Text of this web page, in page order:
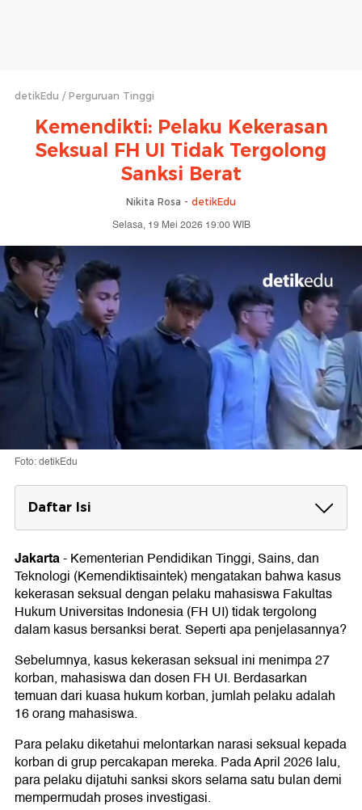
detikEdu Perguruan Tinggi
Kemendikti: Pelaku Kekerasan
Seksual FH UI Tidak Tergolong
Sanksi Berat
Nikita Rosa - detikEdu
Selasa, 19 Mei 2026 19:00 WIB
Foto: detikEdu
Daftar Isi
Daftar Sanksi Pelaku Kekerasan Seksual
Sanksi Administratif Ringan
Sanksi Administratif Sedang
Sanksi Administratif Berat
Jakarta-Kementerian Pendidikan Tinggi, Sains, dan
Teknologi (Kemendiktisaintek) mengatakan bahwa kasus
kekerasan seksual dengan pelaku mahasiswa Fakultas
Hukum Universitas Indonesia (FH UI) tidak tergolong
dalam kasus bersanksi berat. Seperti apa penjelasannya?
Sebelumnya, kasus kekerasan seksual ini menimpa 27
korban, mahasiswa dan dosen FH UI. Berdasarkan
temuan dari kuasa hukum korban, jumlah pelaku adalah
16 orang mahasiswa.
Para pelaku diketahui melontarkan narasi seksual kepada
korban di grup percakapan mereka. Pada April 2026 lalu,
para pelaku dijatuhi sanksi skors selama satu bulan demi
mempermudah proses investigasi.